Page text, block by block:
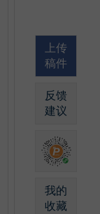
上传
稿件
反馈
建议
我的
收藏